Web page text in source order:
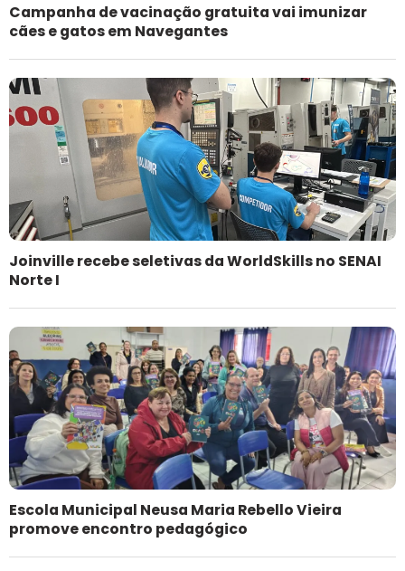
Campanha de vacinação gratuita vai imunizar
cães e gatos em Navegantes
Joinville recebe seletivas da WorldSkills no SENAI
Norte I
Escola Municipal Neusa Maria Rebello Vieira
promove encontro pedagógico